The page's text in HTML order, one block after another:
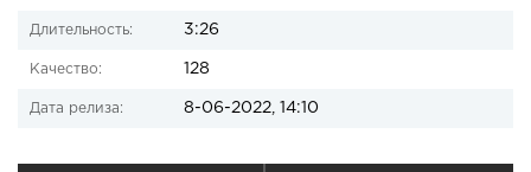
Длительность: 3:26
Качество: 128
Дата релиза: 8-06-2022, 14:10